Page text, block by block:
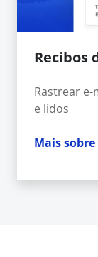
Recibos
Rastrear
e lidos
Mais